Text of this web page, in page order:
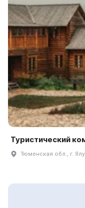
Туристический
Тюменская обл., г.